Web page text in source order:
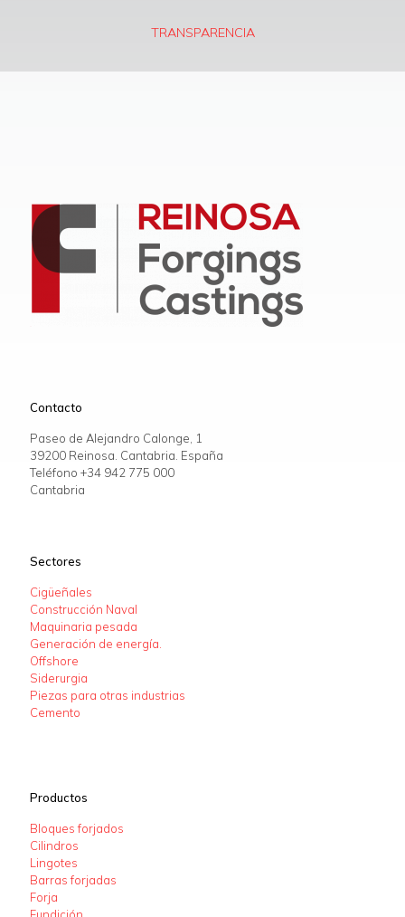
TRANSPARENCIA
Contacto
Paseo de Alejandro Calonge, 1
39200 Reinosa. Cantabria. España
Teléfono +34 942 775 000
Cantabria
Sectores
Cigüeñales
Construcción Naval
Maquinaria pesada
Generación de energía.
Offshore
Siderurgia
Piezas para otras industrias
Cemento
Productos
Bloques forjados
Cilindros
Lingotes
Barras forjadas
Forja